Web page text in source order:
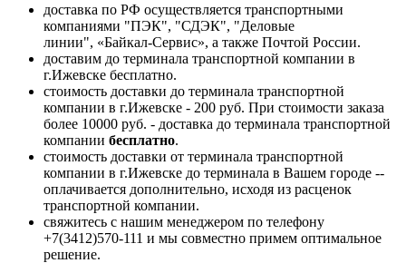
доставка по РФ осуществляется транспортными
компаниями "ПЭК", "СДЭК", "Деловые
линии", «Байкал-Сервис», а также Почтой России.
доставим до терминала транспортной компании в
г.Ижевске бесплатно.
стоимость доставки до терминала транспортной
компании в г.Ижевске - 200 руб. При стоимости заказа
более 10000 руб. - доставка до терминала транспортной
компании бесплатно.
стоимость доставки от терминала транспортной
компании в г.Ижевске до терминала в Вашем городе --
оплачивается дополнительно, исходя из расценок
транспортной компании.
свяжитесь с нашим менеджером по телефону
+7(3412)570-111 и мы совместно примем оптимальное
решение.